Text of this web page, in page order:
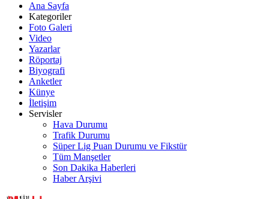
Ana Sayfa
Kategoriler
Foto Galeri
Video
Yazarlar
Röportaj
Biyografi
Anketler
Künye
İletişim
Servisler
Hava Durumu
Trafik Durumu
Süper Lig Puan Durumu ve Fikstür
Tüm Manşetler
Son Dakika Haberleri
Haber Arşivi